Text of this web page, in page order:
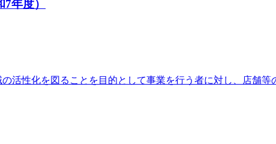
年度）
活性化を図ることを目的として事業を行う者に対し、店舗